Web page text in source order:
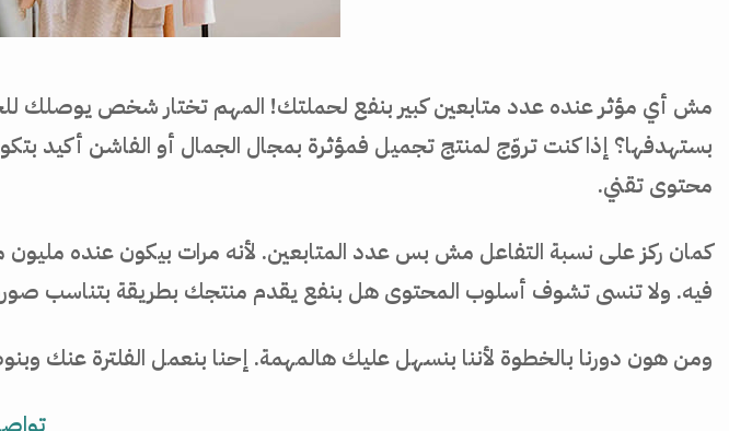
مش أي مؤثر عنده عدد متابعين كبير بنفع لحملتك! المهم تختار شخص يوصلك
بستهدفها؟ إذا كنت تروّج لمنتج تجميل فمؤثرة بمجال الجمال أو الفاشن أكيد
محتوى تقني.
كمان ركز على نسبة التفاعل مش بس عدد المتابعين. لأنه مرات بيكون عنده
فيه. ولا تنسى تشوف أسلوب المحتوى هل بنفع يقدم منتجك بطريقة بتناسب صورة
ومن هون دورنا بالخطوة لأننا بنسهل عليك هالمهمة. إحنا بنعمل الفلترة